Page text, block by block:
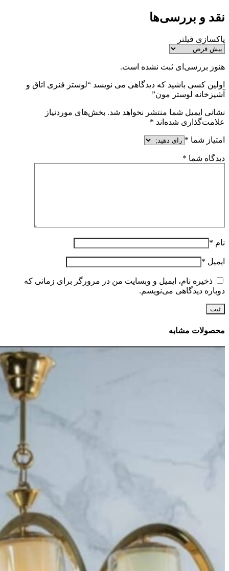
نقد و بررسی‌ها
پاکسازی فیلتر
هنوز بررسی‌ای ثبت نشده است.
اولین کسی باشید که دیدگاهی می نویسد “لوستر فنری اتاق و
آشپزخانه لوستر مون”
نشانی ایمیل شما منتشر نخواهد شد. بخش‌های موردنیاز
علامت‌گذاری شده‌اند *
امتیاز شما *
دیدگاه شما *
نام *
ایمیل *
ذخیره نام، ایمیل و وبسایت من در مرورگر برای زمانی که
دوباره دیدگاهی می‌نویسم.
محصولات مشابه